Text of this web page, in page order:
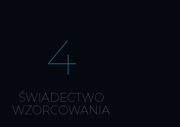
4
ŚWIADECTWO
WZORCOWANIA